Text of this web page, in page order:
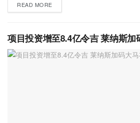
READ MORE
项目投资增至8.4亿令吉 莱纳斯加